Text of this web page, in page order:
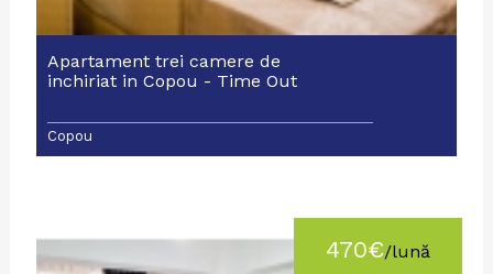
Apartament trei camere de
inchiriat in Copou - Time Out
Copou
470€/lună